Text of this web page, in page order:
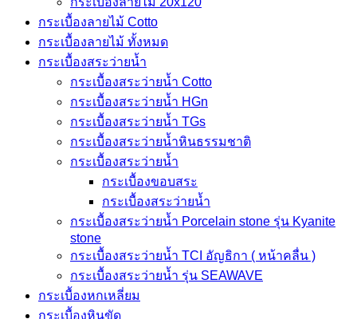
กระเบื้องลายไม้ Cotto
กระเบื้องลายไม้ ทั้งหมด
กระเบื้องสระว่ายน้ำ
กระเบื้องสระว่ายน้ำ Cotto
กระเบื้องสระว่ายน้ำ HGn
กระเบื้องสระว่ายน้ำ TGs
กระเบื้องสระว่ายน้ำหินธรรมชาติ
กระเบื้องสระว่ายนํ้า
กระเบื้องขอบสระ
กระเบื้องสระว่ายนํ้า
กระเบื้องสระว่ายนํ้า Porcelain stone รุ่น Kyanite
stone
กระเบื้องสระว่ายนํ้า TCI อัญธิกา ( หน้าคลื่น )
กระเบื้องสระว่ายนํ้า รุ่น SEAWAVE
กระเบื้องหกเหลี่ยม
กระเบื้องหินขัด